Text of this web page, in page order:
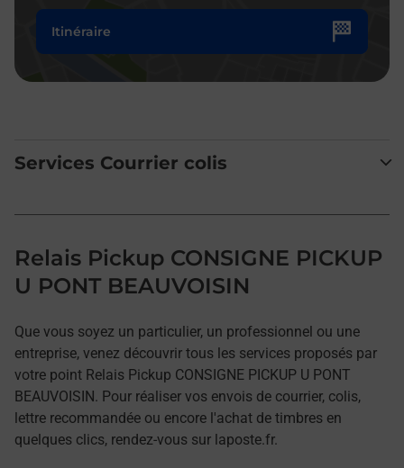
Itinéraire
Services Courrier colis
Relais Pickup CONSIGNE PICKUP
U PONT BEAUVOISIN
Que vous soyez un particulier, un professionnel ou une
entreprise, venez découvrir tous les services proposés par
votre point Relais Pickup CONSIGNE PICKUP U PONT
BEAUVOISIN. Pour réaliser vos envois de courrier, colis,
lettre recommandée ou encore l'achat de timbres en
quelques clics, rendez-vous sur laposte.fr.